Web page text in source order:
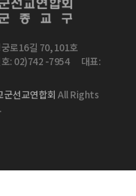
로16길 70, 101호
: 02)742 -7954
대표:
군선교연합회 All Rights